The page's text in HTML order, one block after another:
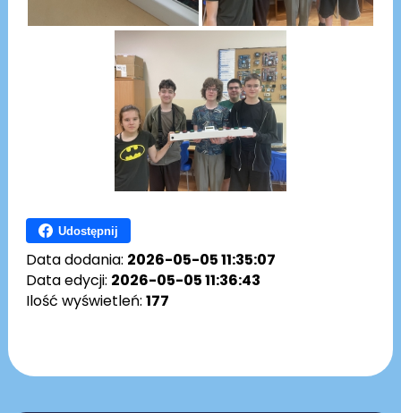
Udostępnij
Data dodania: 2026-05-05 11:35:07
Data edycji: 2026-05-05 11:36:43
Ilość wyświetleń: 177